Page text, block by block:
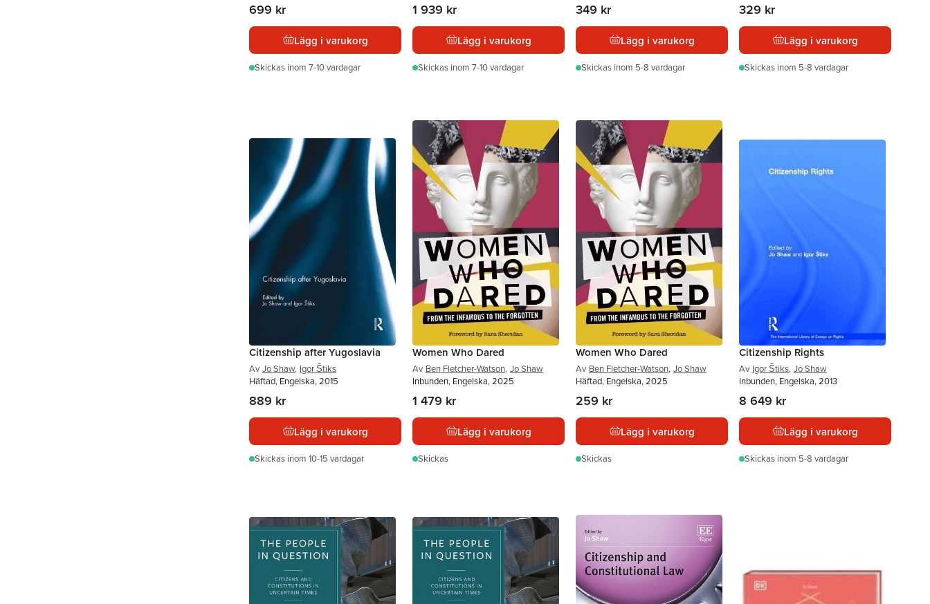
699 kr
Lägg i varukorg
Skickas inom 7-10 vardagar
1 939 kr
Lägg i varukorg
Skickas inom 7-10 vardagar
349 kr
Lägg i varukorg
Skickas inom 5-8 vardagar
329 kr
Lägg i varukorg
Skickas inom 5-8 vardagar
Citizenship after Yugoslavia
Av Jo Shaw, Igor Štiks
Häftad, Engelska, 2015
889 kr
Lägg i varukorg
Skickas inom 10-15 vardagar
Women Who Dared
Av Ben Fletcher-Watson, Jo Shaw
Inbunden, Engelska, 2025
1 479 kr
Lägg i varukorg
Skickas
Women Who Dared
Av Ben Fletcher-Watson, Jo Shaw
Häftad, Engelska, 2025
259 kr
Lägg i varukorg
Skickas
Citizenship Rights
Av Igor Štiks, Jo Shaw
Inbunden, Engelska, 2013
8 649 kr
Lägg i varukorg
Skickas inom 5-8 vardagar